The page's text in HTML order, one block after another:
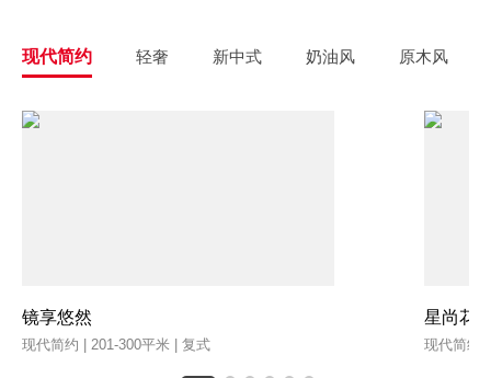
现代简约 轻奢 新中式 奶油风 原木风
镜享悠然
现代简约 | 201-300平米 | 复式
星尚花
现代简约